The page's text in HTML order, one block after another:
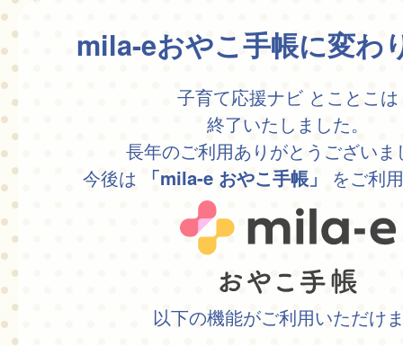
mila-eおやこ手帳に変わ
子育て応援ナビ とことこは
終了いたしました。
長年のご利用ありがとうございま
今後は
「mila-e おやこ手帳」 をご利
以下の機能がご利用いただけ